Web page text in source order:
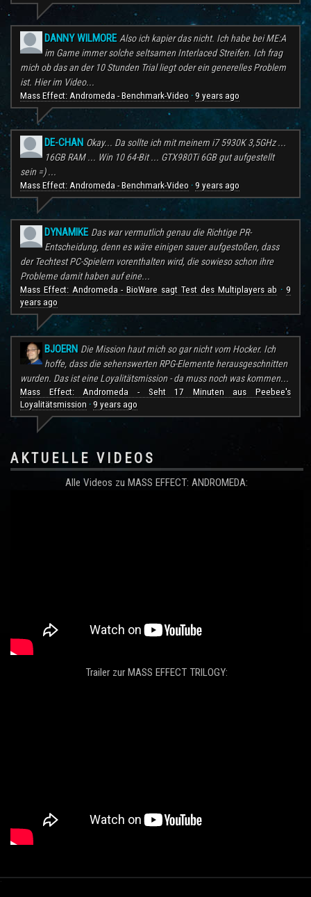
DANNY WILMORE Also ich kapier das nicht. Ich habe bei ME:A
im Game immer solche seltsamen Interlaced Streifen. Ich frag
mich ob das an der 10 Stunden Trial liegt oder ein generelles Problem
ist. Hier im Video...
Mass Effect: Andromeda - Benchmark-Video · 9 years ago
DE-CHAN Okay... Da sollte ich mit meinem i7 5930K 3,5GHz ...
16GB RAM ... Win 10 64-Bit ... GTX980Ti 6GB gut aufgestellt
sein =) ...
Mass Effect: Andromeda - Benchmark-Video · 9 years ago
DYNAMIKE Das war vermutlich genau die Richtige PR-
Entscheidung, denn es wäre einigen sauer aufgestoßen, dass
der Techtest PC-Spielern vorenthalten wird, die sowieso schon ihre
Probleme damit haben auf eine...
Mass Effect: Andromeda - BioWare sagt Test des Multiplayers ab ·9
years ago
BJOERN Die Mission haut mich so gar nicht vom Hocker. Ich
hoffe, dass die sehenswerten RPG-Elemente herausgeschnitten
wurden. Das ist eine Loyalitätsmission - da muss noch was kommen...
Mass Effect: Andromeda - Seht 17 Minuten aus Peebee's
Loyalitätsmission · 9 years ago
AKTUELLE VIDEOS
Alle Videos zu MASS EFFECT: ANDROMEDA:
Trailer zur MASS EFFECT TRILOGY:
.